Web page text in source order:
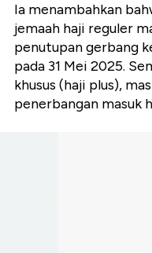
Ia menambahkan
jemaah haji reguler
penutupan gerbang
pada 31 Mei 2025.
khusus (haji plus),
penerbangan masuk